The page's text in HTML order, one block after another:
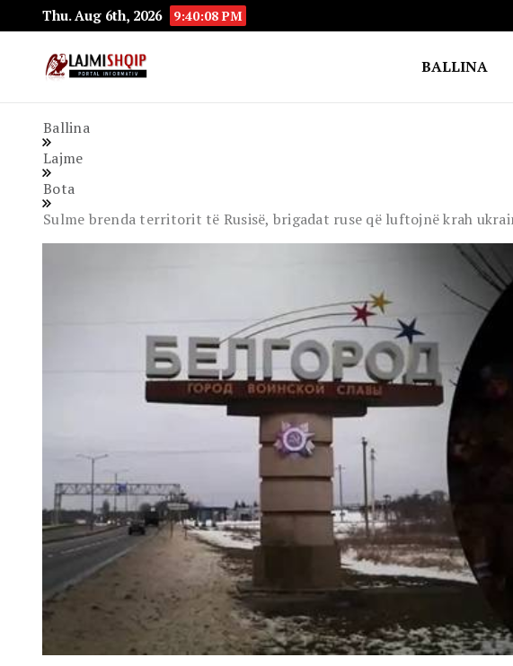
Thu. Aug 6th, 2026 9:40:09 PM
BALLINA
Ballina
Lajme
Bota
Sulme brenda territorit të Rusisë, brigadat ruse që luftojnë krah